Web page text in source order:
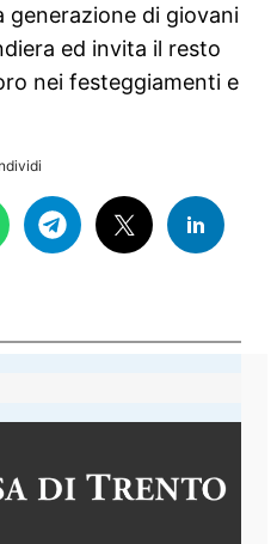
generazione di giovani
ed invita il resto
nei festeggiamenti e